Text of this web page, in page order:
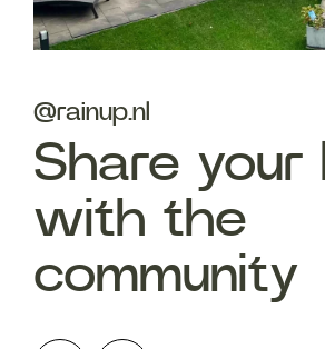
@rainup.nl
Share your
with the
community